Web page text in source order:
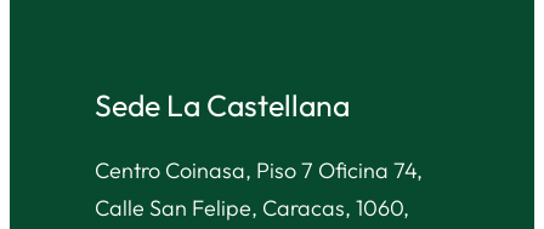
Sede La Castellana
Centro Coinasa, Piso 7 Oficina 74,
Calle San Felipe, Caracas, 1060,